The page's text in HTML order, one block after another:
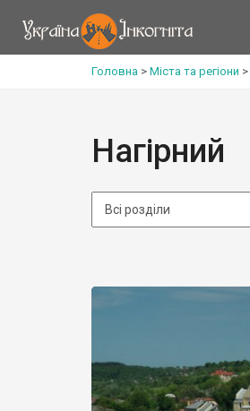
Головна > Міста та регіони >
Нагірний